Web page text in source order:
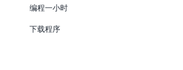
编程一小时
下载程序